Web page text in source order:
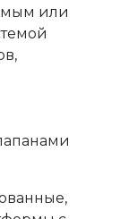
или